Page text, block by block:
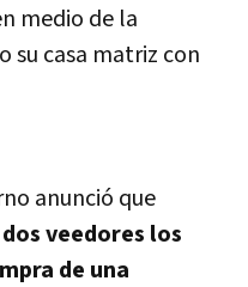
medio de la
su casa matriz con
anunció que
veedores los
de una